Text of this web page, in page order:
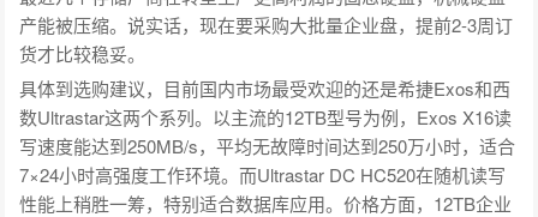
产能被压缩。说实话，现在要采购大批量企业盘，提前2-3周订
货才比较稳妥。
具体到选购建议，目前国内市场最受欢迎的还是希捷Exos和西
数Ultrastar这两个系列。以主流的12TB型号为例，Exos X16读
写速度能达到250MB/s，平均无故障时间达到250万小时，适合
7×24小时高强度工作环境。而Ultrastar DC HC520在随机读写
性能上稍胜一筹，特别适合数据库应用。价格方面，12TB企业